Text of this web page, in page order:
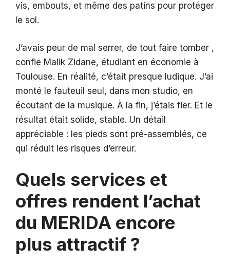
vis, embouts, et même des patins pour protéger
le sol.
J’avais peur de mal serrer, de tout faire tomber ,
confie Malik Zidane, étudiant en économie à
Toulouse. En réalité, c’était presque ludique. J’ai
monté le fauteuil seul, dans mon studio, en
écoutant de la musique. À la fin, j’étais fier. Et le
résultat était solide, stable. Un détail
appréciable : les pieds sont pré-assemblés, ce
qui réduit les risques d’erreur.
Quels services et
offres rendent l’achat
du MERIDA encore
plus attractif ?